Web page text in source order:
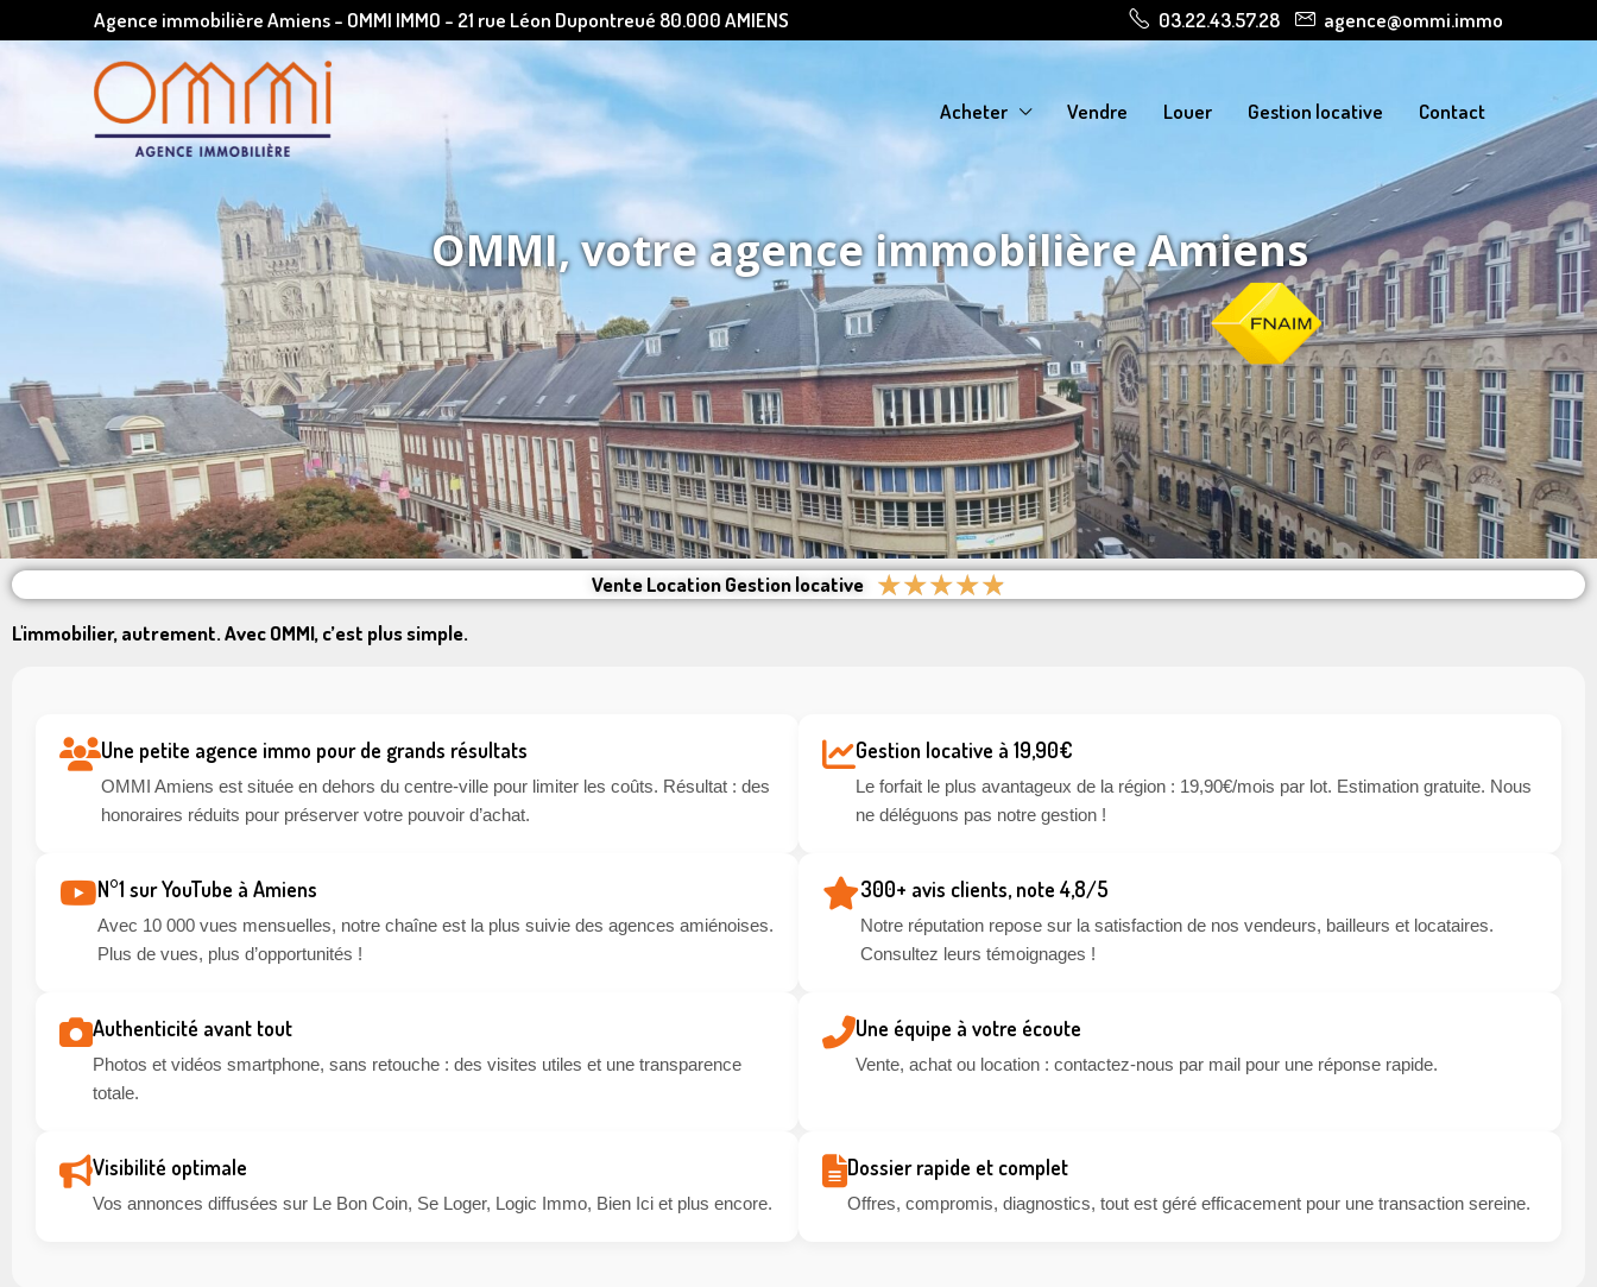
Agence immobilière Amiens - OMMI IMMO - 21 rue Léon Dupontreué 80.000 AMIENS 03.22.43.57.28 agence@ommi.immo
Acheter Vendre Louer Gestion locative Contact
OMMI, votre agence immobilière Amiens
Vente Location Gestion locative ★★★★★
L'immobilier, autrement. Avec OMMI, c’est plus simple.
Une petite agence immo pour de grands résultats
OMMI Amiens est située en dehors du centre-ville pour limiter les coûts. Résultat : des
honoraires réduits pour préserver votre pouvoir d’achat.
Gestion locative à 19,90€
Le forfait le plus avantageux de la région : 19,90€/mois par lot. Estimation gratuite. Nous
ne déléguons pas notre gestion !
N°1 sur YouTube à Amiens
Avec 10 000 vues mensuelles, notre chaîne est la plus suivie des agences amiénoises.
Plus de vues, plus d’opportunités !
300+ avis clients, note 4,8/5
Notre réputation repose sur la satisfaction de nos vendeurs, bailleurs et locataires.
Consultez leurs témoignages !
Authenticité avant tout
Photos et vidéos smartphone, sans retouche : des visites utiles et une transparence
totale.
Une équipe à votre écoute
Vente, achat ou location : contactez-nous par mail pour une réponse rapide.
Visibilité optimale
Vos annonces diffusées sur Le Bon Coin, Se Loger, Logic Immo, Bien Ici et plus encore.
Dossier rapide et complet
Offres, compromis, diagnostics, tout est géré efficacement pour une transaction sereine.